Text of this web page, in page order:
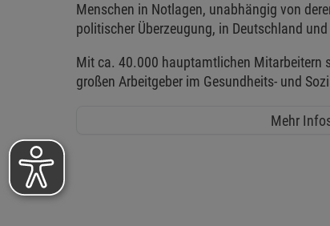
Menschen in Notlagen, unabhängig von
politischer Überzeugung, in Deutschland
Mit ca. 40.000 hauptamtlichen Mitarbeitern
großen Arbeitgeber im Gesundheits- und
Mehr